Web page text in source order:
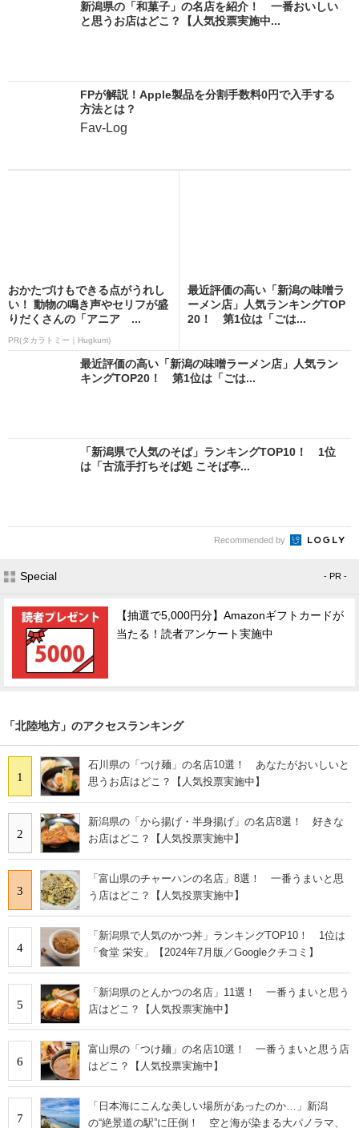
新潟県の「和菓子」の名店を紹介！ 一番おいしい
と思うお店はどこ？【人気投票実施中...
FPが解説！Apple製品を分割手数料0円で入手する
方法とは？
Fav-Log
おかたづけもできる点がうれし
い！ 動物の鳴き声やセリフが盛
りだくさんの「アニア ...
PR(タカラトミー｜Hugkum)
最近評価の高い「新潟の味噌ラ
ーメン店」人気ランキングTOP
20！ 第1位は「ごは...
最近評価の高い「新潟の味噌ラーメン店」人気ラン
キングTOP20！ 第1位は「ごは...
「新潟県で人気のそば」ランキングTOP10！ 1位
は「古流手打ちそば処 こそば亭...
Recommended by
Special - PR -
【抽選で5,000円分】Amazonギフトカードが
当たる！読者アンケート実施中
「北陸地方」のアクセスランキング
1
石川県の「つけ麺」の名店10選！ あなたがおいしいと
思うお店はどこ？【人気投票実施中】
2
新潟県の「から揚げ・半身揚げ」の名店8選！ 好きな
お店はどこ？【人気投票実施中】
3
「富山県のチャーハンの名店」8選！ 一番うまいと思
う店はどこ？【人気投票実施中】
4
「新潟県で人気のかつ丼」ランキングTOP10！ 1位は
「食堂 栄安」【2024年7月版／Googleクチコミ】
5
「新潟県のとんかつの名店」11選！ 一番うまいと思う
店はどこ？【人気投票実施中】
6
富山県の「つけ麺」の名店10選！ 一番うまいと思う店
はどこ？【人気投票実施中】
7
「日本海にこんな美しい場所があったのか…」新潟
の“絶景道の駅”に圧倒！ 空と海が染まる大パノラマ、